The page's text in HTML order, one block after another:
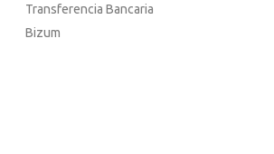
Transferencia Bancaria
Bizum